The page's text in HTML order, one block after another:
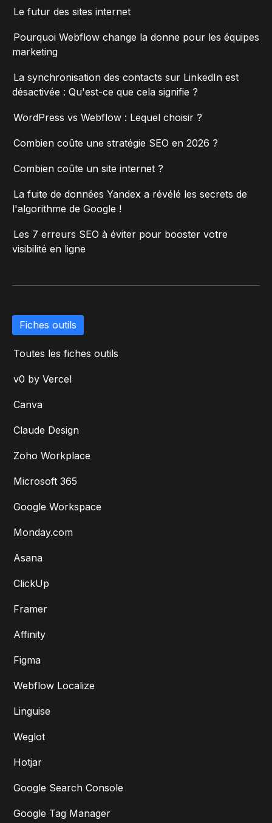
Le futur des sites internet
Pourquoi Webflow change la donne pour les équipes
marketing
La synchronisation des contacts sur LinkedIn est
désactivée : Qu'est-ce que cela signifie ?
WordPress vs Webflow : Lequel choisir ?
Combien coûte une stratégie SEO en 2026 ?
Combien coûte un site internet ?
La fuite de données Yandex a révélé les secrets de
l'algorithme de Google !
Les 7 erreurs SEO à éviter pour booster votre
visibilité en ligne
Fiches outils
Toutes les fiches outils
v0 by Vercel
Canva
Claude Design
Zoho Workplace
Microsoft 365
Google Workspace
Monday.com
Asana
ClickUp
Framer
Affinity
Figma
Webflow Localize
Linguise
Weglot
Hotjar
Google Search Console
Google Tag Manager